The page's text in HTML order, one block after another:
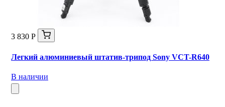
3 830 Р
Легкий алюминиевый штатив-трипод Sony VCT-R640
В наличии